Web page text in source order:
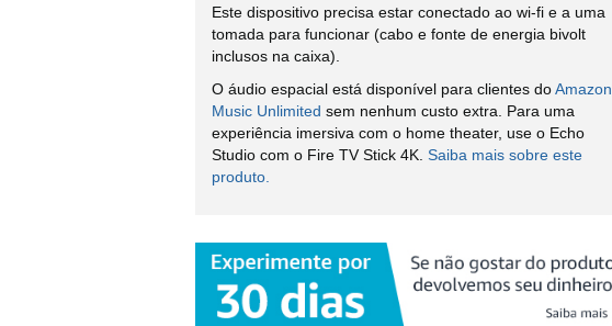
Este dispositivo precisa estar conectado ao wi-fi e a uma
tomada para funcionar (cabo e fonte de energia bivolt
inclusos na caixa).
O áudio espacial está disponível para clientes doAmazon
Music Unlimited sem nenhum custo extra. Para uma
experiência imersiva com o home theater, use o Echo
Studio com o Fire TV Stick 4K.Saiba mais sobre este
produto.